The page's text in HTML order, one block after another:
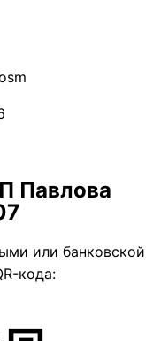
Павлова
или банковской
кода: